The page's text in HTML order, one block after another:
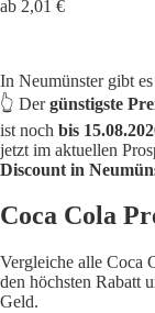
ab 2,01 €
In Neumünster gibt
👆 Dergünstigste
ist noch bis
jetzt im aktuellen
Discount in
Coca Cola
Vergleiche alle Coca
den höchsten Rabatt
Geld.